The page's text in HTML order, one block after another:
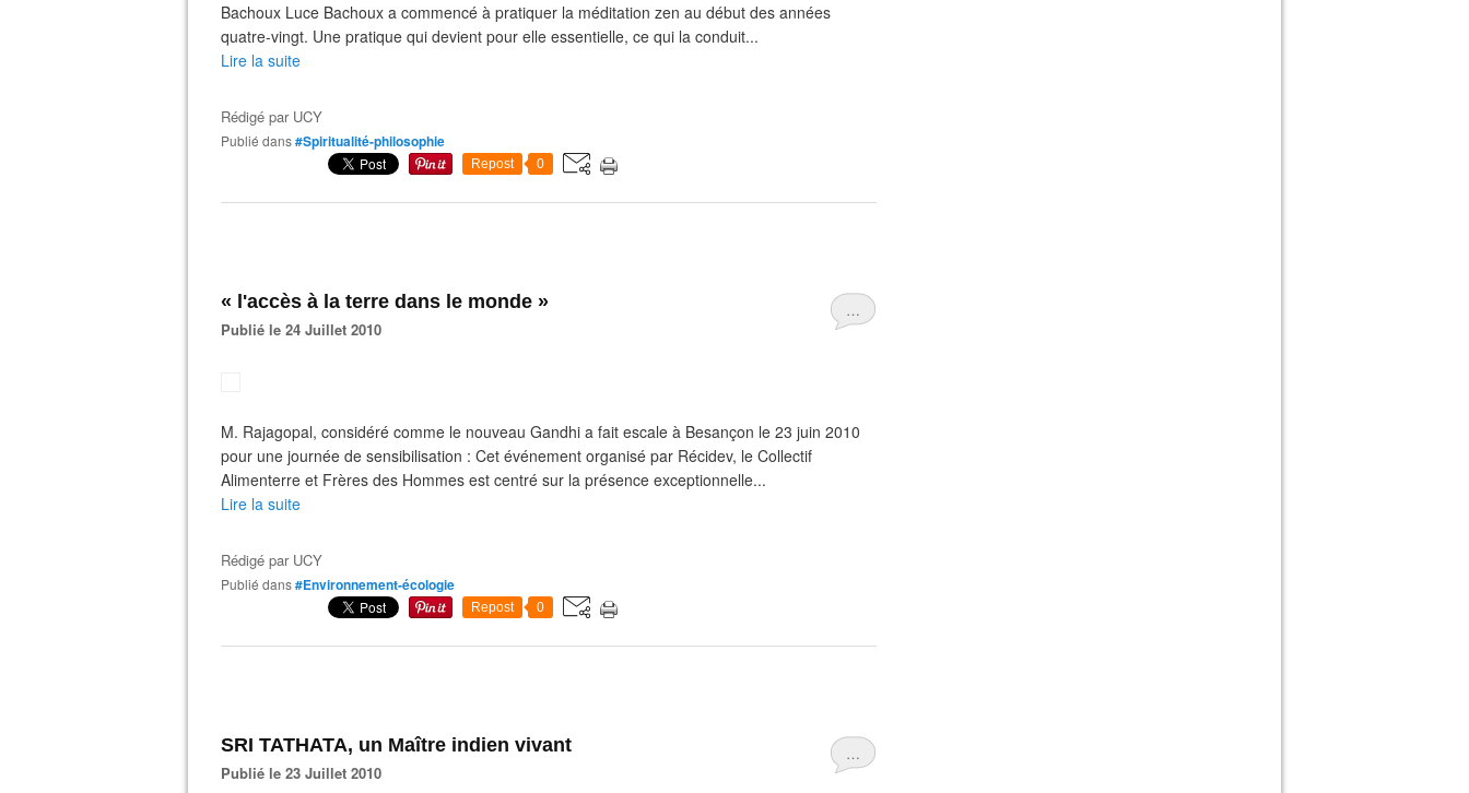
Bachoux Luce Bachoux a commencé à pratiquer la méditation zen au début des années
quatre-vingt. Une pratique qui devient pour elle essentielle, ce qui la conduit...
Lire la suite
Rédigé par UCY
Publié dans#Spiritualité-philosophie
Repost 0
…
« l'accès à la terre dans le monde »
Publié le 24 Juillet 2010
M. Rajagopal, considéré comme le nouveau Gandhi a fait escale à Besançon le 23 juin 2010
pour une journée de sensibilisation : Cet événement organisé par Récidev, le Collectif
Alimenterre et Frères des Hommes est centré sur la présence exceptionnelle...
Lire la suite
Rédigé par UCY
Publié dans#Environnement-écologie
Repost 0
…
SRI TATHATA, un Maître indien vivant
Publié le 23 Juillet 2010